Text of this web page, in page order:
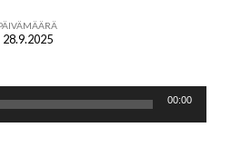
28.9.2025
00:00